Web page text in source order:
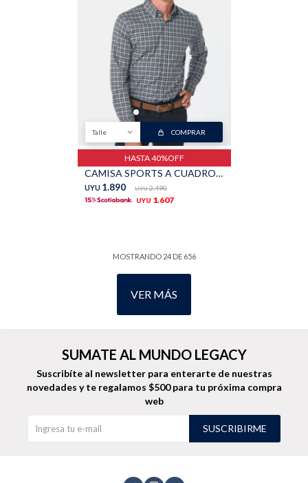
Talle COMPRAR
HASTA 40%OFF
CAMISA SPORTS A CUADROS - Gris
UYU 1.890 UYU 2.490
UYU 1.607
MOSTRANDO 24DE 656
VER MÁS
SUMATE AL MUNDO LEGACY
Suscribíte al newsletter para enterarte de nuestras
novedades y te regalamos $500 para tu próxima compra
web
SUSCRIBIRME